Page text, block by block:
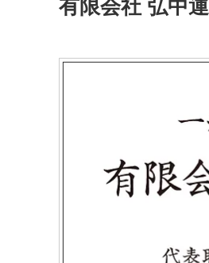
有限会社 弘中